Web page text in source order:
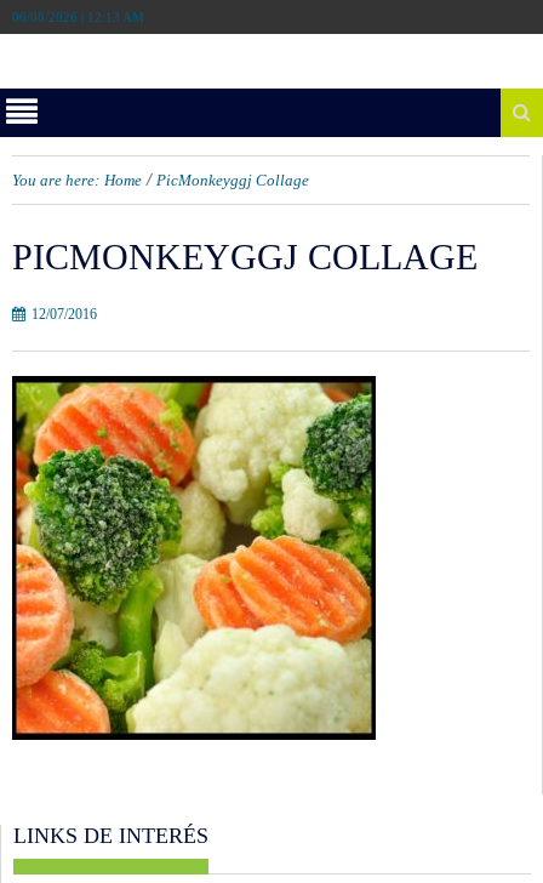
06/08/2026 | 12:13 AM
You are here: Home / PicMonkeyggj Collage
PICMONKEYGGJ COLLAGE
12/07/2016
LINKS DE INTERÉS